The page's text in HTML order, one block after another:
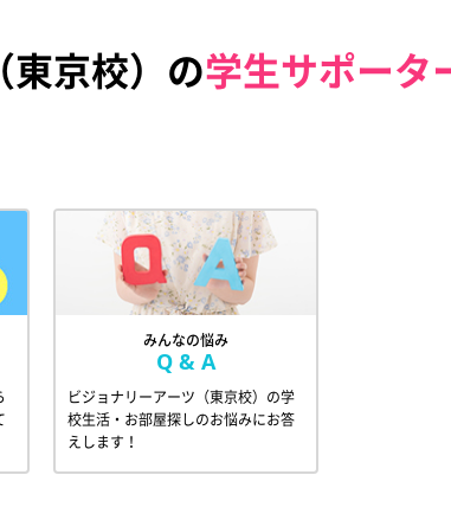
東京校）の学生サポータ
みんなの悩み
Q & A
ビジョナリーアーツ（東京校）の学
校生活・お部屋探しのお悩みにお答
えします！